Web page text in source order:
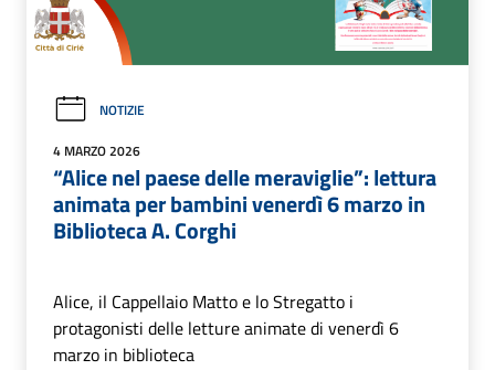
NOTIZIE
4 MARZO 2026
“Alice nel paese delle meraviglie”: lettura
animata per bambini venerdì 6 marzo in
Biblioteca A. Corghi
Alice, il Cappellaio Matto e lo Stregatto i
protagonisti delle letture animate di venerdì 6
marzo in biblioteca